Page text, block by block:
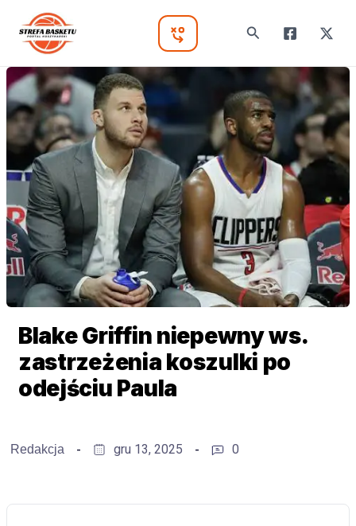
content
Main
Search
Blake Griffin niepewny ws.
zastrzeżenia koszulki po
odejściu Paula
Redakcja gru 13, 2025 0